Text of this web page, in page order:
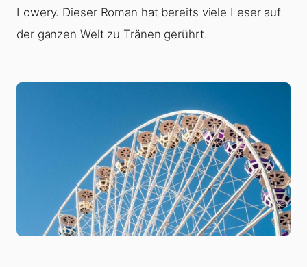
Lowery. Dieser Roman hat bereits viele Leser auf
der ganzen Welt zu Tränen gerührt.